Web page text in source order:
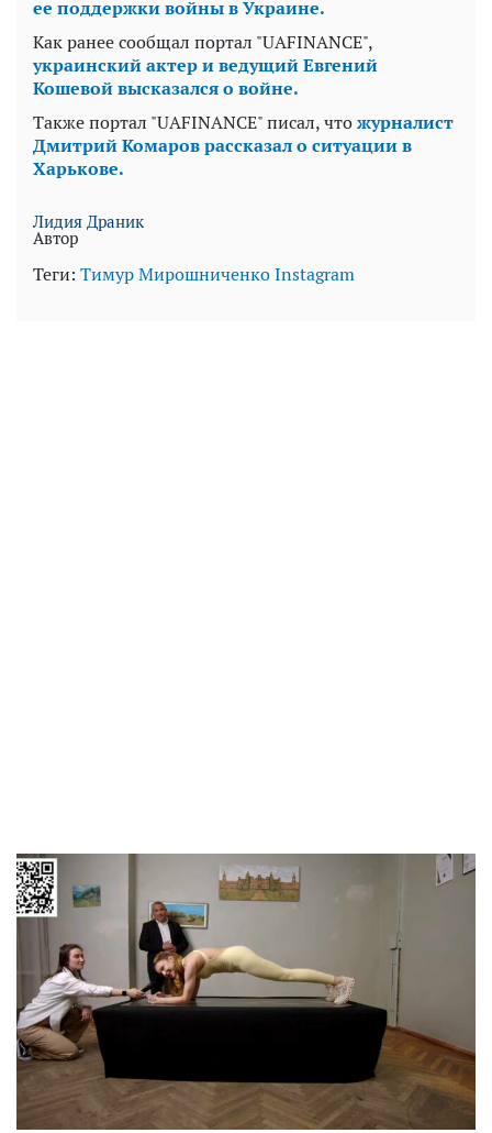
ее поддержки войны в Украине.
Как ранее сообщал портал "UAFINANCE",
украинский актер и ведущий Евгений
Кошевой высказался о войне.
Также портал "UAFINANCE" писал, чтожурналист
Дмитрий Комаров рассказал о ситуации в
Харькове.
Лидия Драник
Автор
Теги: Тимур МирошниченкоInstagram